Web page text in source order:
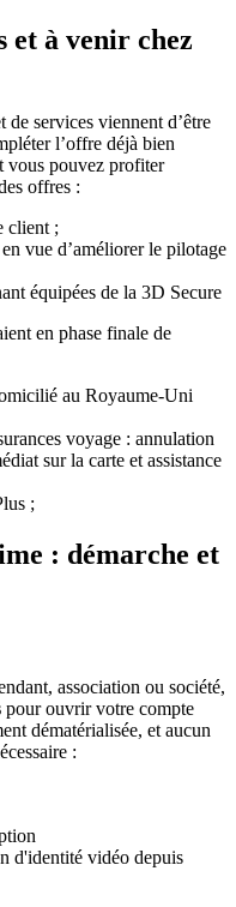
et à venir chez
services viennent d’être
l’offre déjà bien
vous pouvez profiter
offres :
client ;
vue d’améliorer le pilotage
équipées de la 3D Secure
en phase finale de
au Royaume-Uni
voyage : annulation
sur la carte et assistance
;
: démarche et
association ou société,
pour ouvrir votre compte
dématérialisée, et aucun
:
d'identité vidéo depuis